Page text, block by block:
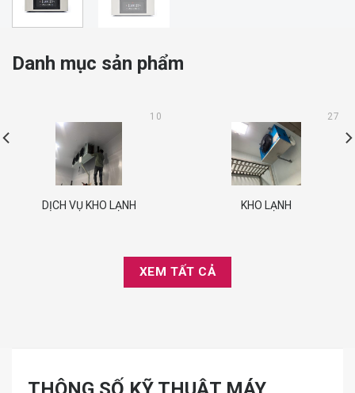
Danh mục sản phẩm
DỊCH VỤ KHO LẠNH
10
KHO LẠNH
27
XEM TẤT CẢ